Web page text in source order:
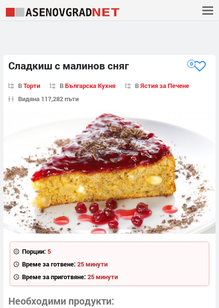
Сладкиш с малинов сняг 0
ВТорти ВБългарска Кухня ВЯстия за Печене
Видяна 117,282 пъти
Порции: 5
Време за готвене: 25 минути
Време за приготвяне: 25 минути
Необходими продукти